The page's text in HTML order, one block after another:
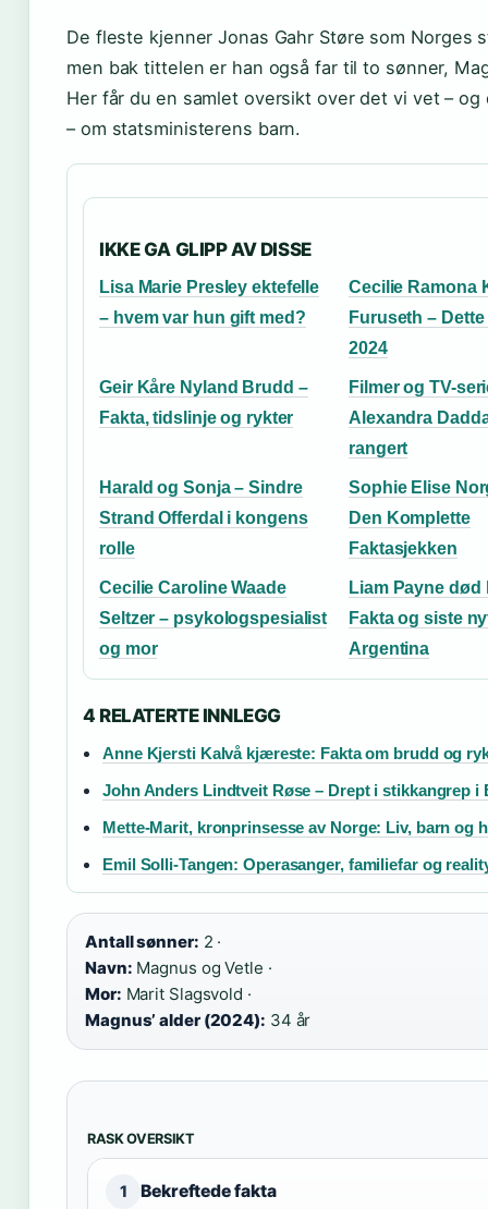
De fleste kjenner Jonas Gahr Støre som Norges
men bak tittelen er han også far til to sønner,
Her får du en samlet oversikt over det vi vet –
– om statsministerens barn.
IKKE GA GLIPP AV DISSE
Lisa Marie Presley ektefelle
– hvem var hun gift med?
Cecilie Ramona
Furuseth – Dette
2024
Geir Kåre Nyland Brudd –
Fakta, tidslinje og rykter
Filmer og TV-
Alexandra
rangert
Harald og Sonja – Sindre
Strand Offerdal i kongens
rolle
Sophie Elise
Den Komplette
Faktasjekken
Cecilie Caroline Waade
Seltzer – psykologspesialist
og mor
Liam Payne død
Fakta og siste
Argentina
4 RELATERTE INNLEGG
Anne Kjersti Kalvå kjæreste: Fakta om brudd og
John Anders Lindtveit Røse – Drept i stikkangrep i
Mette-Marit, kronprinsesse av Norge: Liv, barn og
Emil Solli-Tangen: Operasanger, familiefar og
Antall sønner: 2 ·
Navn: Magnus og Vetle ·
Mor: Marit Slagsvold ·
Magnus’ alder (2024): 34 år
RASK OVERSIKT
1 Bekreftede fakta